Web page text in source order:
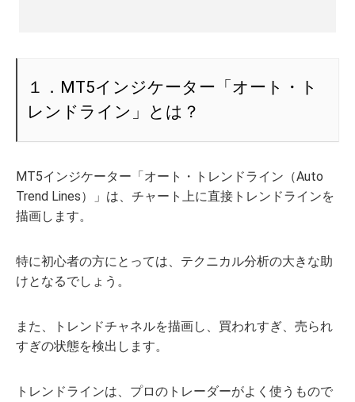
１．MT5インジケーター「オート・ト
レンドライン」とは？
MT5インジケーター「オート・トレンドライン（Auto
Trend Lines）」は、チャート上に直接トレンドラインを
描画します。
特に初心者の方にとっては、テクニカル分析の大きな助
けとなるでしょう。
また、トレンドチャネルを描画し、買われすぎ、売られ
すぎの状態を検出します。
トレンドラインは、プロのトレーダーがよく使うもので